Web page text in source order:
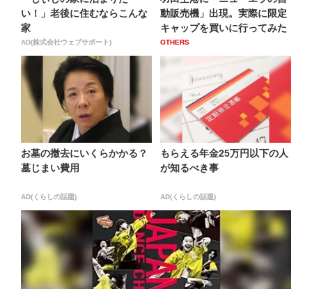
い！」老後に住むならこんな
家
AD(株式会社ウェブサポート)
動販売機」出現。実際に限定
キャップを買いに行ってみた
OTHERS
お墓の撤去にいくらかかる？
墓じまい費用
AD(くらしの話題)
もらえる年金25万円以下の人
が知るべき事
AD(くらしの話題)